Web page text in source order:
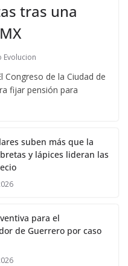
tras una
Evolucion
de la Ciudad de
fijar pensión para
suben más que la
y lápices lideran las
para el
de Guerrero por caso